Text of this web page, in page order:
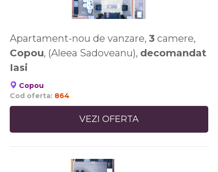
Apartament-nou de vanzare, 3 camere,
Copou, (Aleea Sadoveanu), decomandat
Iasi
Copou
Cod oferta: 864
VEZI OFERTA